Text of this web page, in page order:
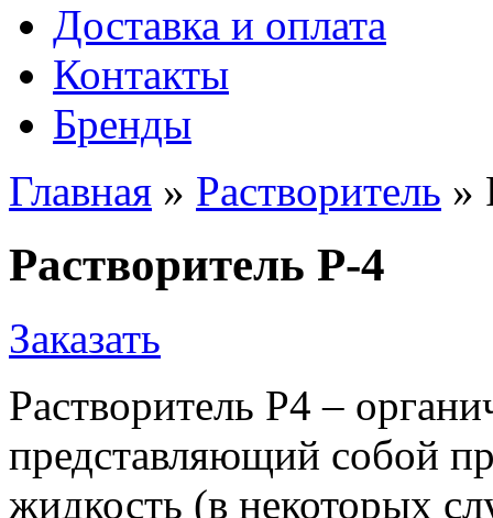
Доставка и оплата
Контакты
Бренды
Главная » Растворитель »
Растворитель P-4
Заказать
Растворитель Р4 –
представляющий собой
жидкость (в некоторых